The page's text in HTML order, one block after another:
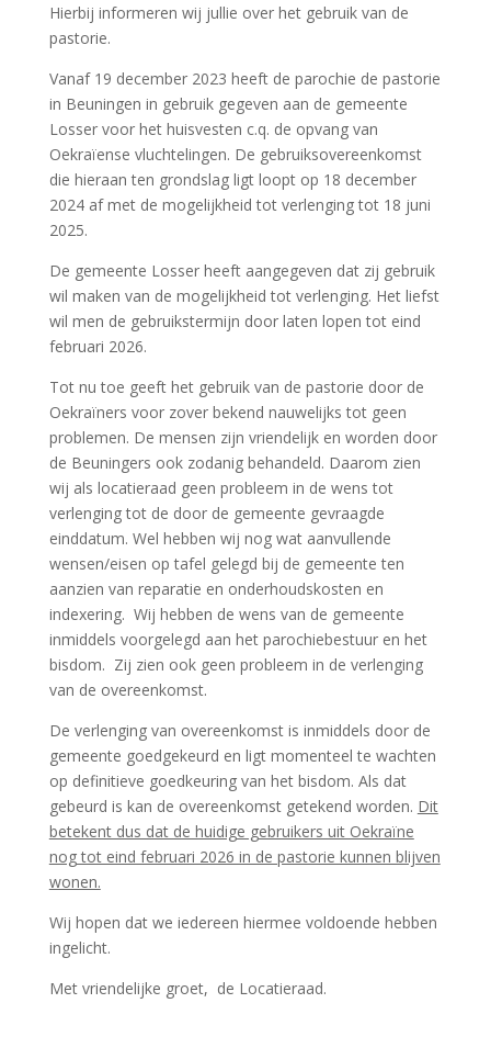
Hierbij informeren wij jullie over het gebruik van de
pastorie.
Vanaf 19 december 2023 heeft de parochie de pastorie
in Beuningen in gebruik gegeven aan de gemeente
Losser voor het huisvesten c.q. de opvang van
Oekraïense vluchtelingen. De gebruiksovereenkomst
die hieraan ten grondslag ligt loopt op 18 december
2024 af met de mogelijkheid tot verlenging tot 18 juni
2025.
De gemeente Losser heeft aangegeven dat zij gebruik
wil maken van de mogelijkheid tot verlenging. Het liefst
wil men de gebruikstermijn door laten lopen tot eind
februari 2026.
Tot nu toe geeft het gebruik van de pastorie door de
Oekraïners voor zover bekend nauwelijks tot geen
problemen. De mensen zijn vriendelijk en worden door
de Beuningers ook zodanig behandeld. Daarom zien
wij als locatieraad geen probleem in de wens tot
verlenging tot de door de gemeente gevraagde
einddatum. Wel hebben wij nog wat aanvullende
wensen/eisen op tafel gelegd bij de gemeente ten
aanzien van reparatie en onderhoudskosten en
indexering. Wij hebben de wens van de gemeente
inmiddels voorgelegd aan het parochiebestuur en het
bisdom. Zij zien ook geen probleem in de verlenging
van de overeenkomst.
De verlenging van overeenkomst is inmiddels door de
gemeente goedgekeurd en ligt momenteel te wachten
op definitieve goedkeuring van het bisdom. Als dat
gebeurd is kan de overeenkomst getekend worden. Dit
betekent dus dat de huidige gebruikers uit Oekraïne
nog tot eind februari 2026 in de pastorie kunnen blijven
wonen.
Wij hopen dat we iedereen hiermee voldoende hebben
ingelicht.
Met vriendelijke groet, de Locatieraad.